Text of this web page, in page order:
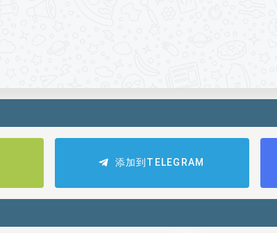
添加到TELEGRAM